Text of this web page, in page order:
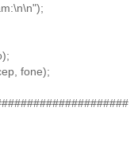
fone);